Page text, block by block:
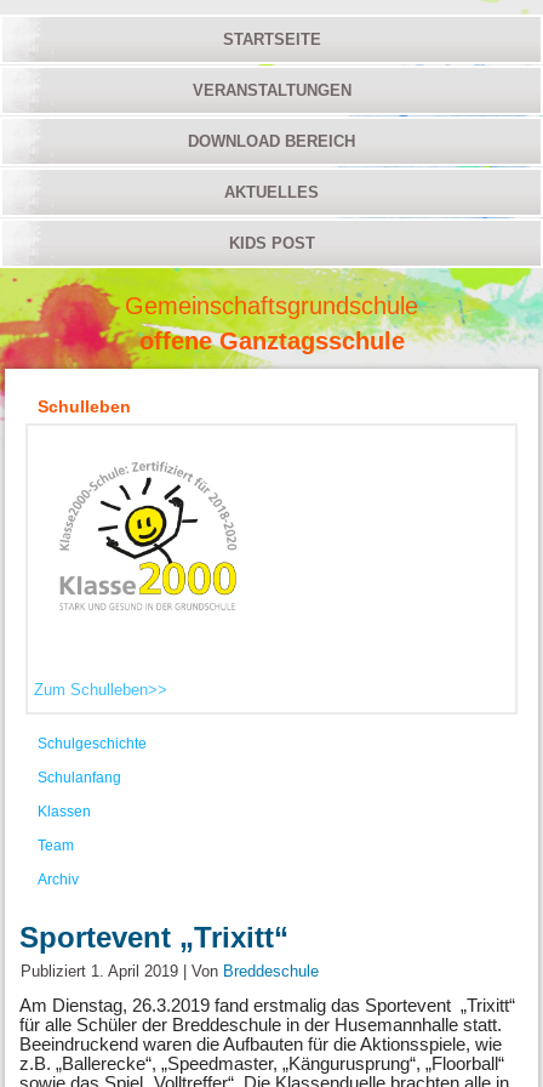
STARTSEITE
VERANSTALTUNGEN
DOWNLOAD BEREICH
AKTUELLES
KIDS POST
Gemeinschaftsgrundschule
offene Ganztagsschule
Schulleben
Zum Schulleben>>
Schulgeschichte
Schulanfang
Klassen
Team
Archiv
Sportevent „Trixitt“
Publiziert 1. April 2019 |Von Breddeschule
Am Dienstag, 26.3.2019 fand erstmalig das Sportevent „Trixitt“
für alle Schüler der Breddeschule in der Husemannhalle statt.
Beeindruckend waren die Aufbauten für die Aktionsspiele, wie
z.B. „Ballerecke“, „Speedmaster, „Kängurusprung“, „Floorball“